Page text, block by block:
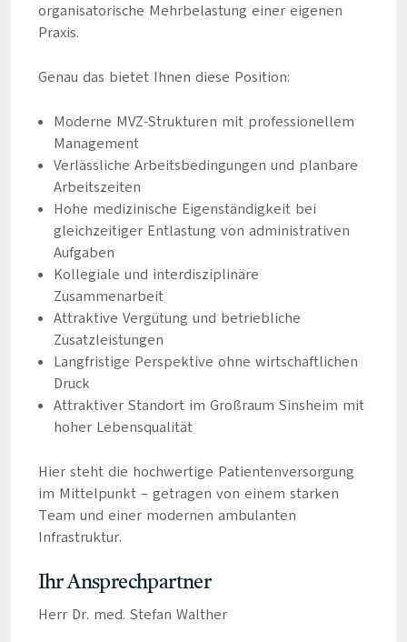
organisatorische Mehrbelastung einer eigenen
Praxis.
Genau das bietet Ihnen diese Position:
Moderne MVZ-Strukturen mit professionellem
Management
Verlässliche Arbeitsbedingungen und planbare
Arbeitszeiten
Hohe medizinische Eigenständigkeit bei
gleichzeitiger Entlastung von administrativen
Aufgaben
Kollegiale und interdisziplinäre
Zusammenarbeit
Attraktive Vergütung und betriebliche
Zusatzleistungen
Langfristige Perspektive ohne wirtschaftlichen
Druck
Attraktiver Standort im Großraum Sinsheim mit
hoher Lebensqualität
Hier steht die hochwertige Patientenversorgung
im Mittelpunkt – getragen von einem starken
Team und einer modernen ambulanten
Infrastruktur.
Ihr Ansprechpartner
Herr Dr. med. Stefan Walther